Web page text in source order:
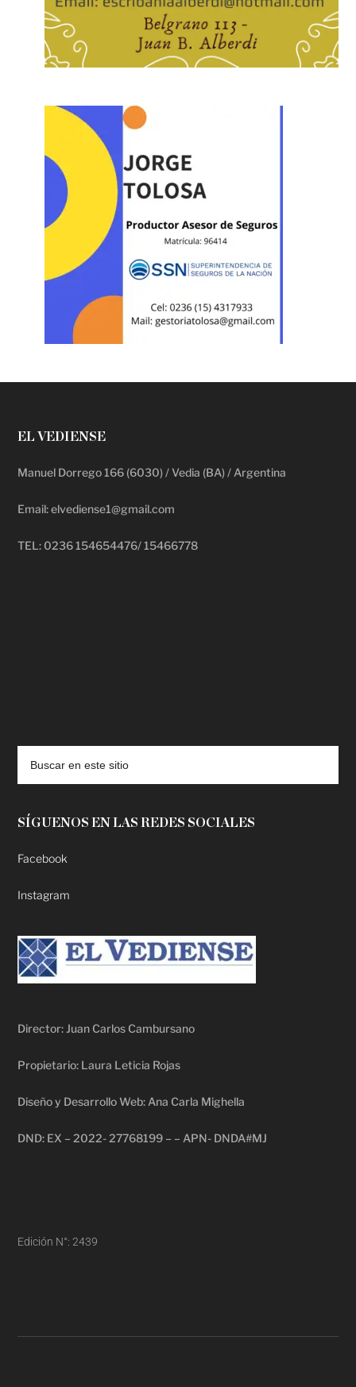
EL VEDIENSE
Manuel Dorrego 166 (6030) / Vedia (BA) / Argentina
Email: elvediense1@gmail.com
TEL: 0236 154654476/ 15466778
SÍGUENOS EN LAS REDES SOCIALES
Facebook
Instagram
Director: Juan Carlos Cambursano
Propietario: Laura Leticia Rojas
Diseño y Desarrollo Web: Ana Carla Mighella
DND: EX – 2022- 27768199 – – APN- DNDA#MJ
Edición N°: 2439